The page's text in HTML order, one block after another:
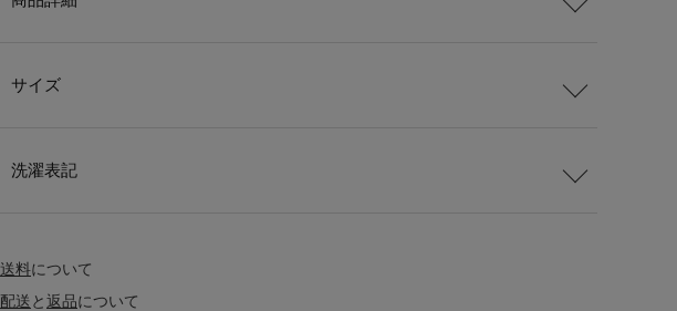
サイズ
洗濯表記
送料について
配送と返品について